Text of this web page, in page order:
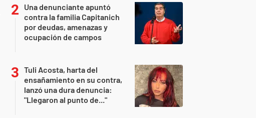
Una denunciante apuntó
contra la familia Capitanich
por deudas, amenazas y
ocupación de campos
Tuli Acosta, harta del
ensañamiento en su contra,
lanzó una dura denuncia:
"Llegaron al punto de..."